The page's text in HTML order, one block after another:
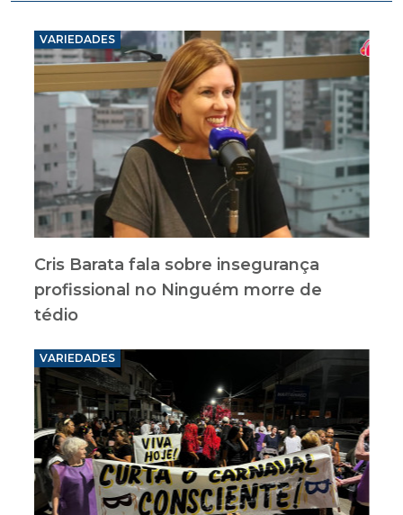
VARIEDADES
Cris Barata fala sobre insegurança
profissional no Ninguém morre de
tédio
VARIEDADES